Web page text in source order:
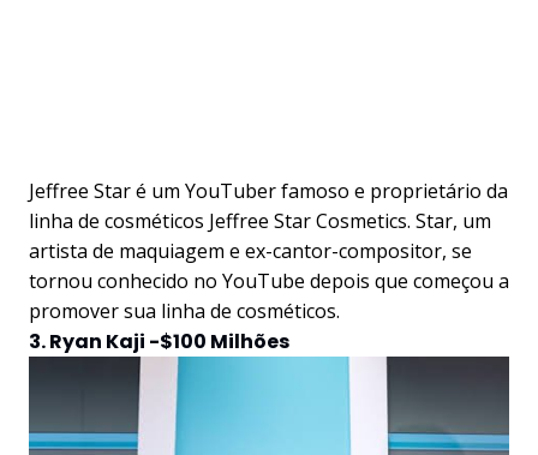
Jeffree Star é um YouTuber famoso e proprietário da
linha de cosméticos Jeffree Star Cosmetics. Star, um
artista de maquiagem e ex-cantor-compositor, se
tornou conhecido no YouTube depois que começou a
promover sua linha de cosméticos.
3. Ryan Kaji -$100 Milhões